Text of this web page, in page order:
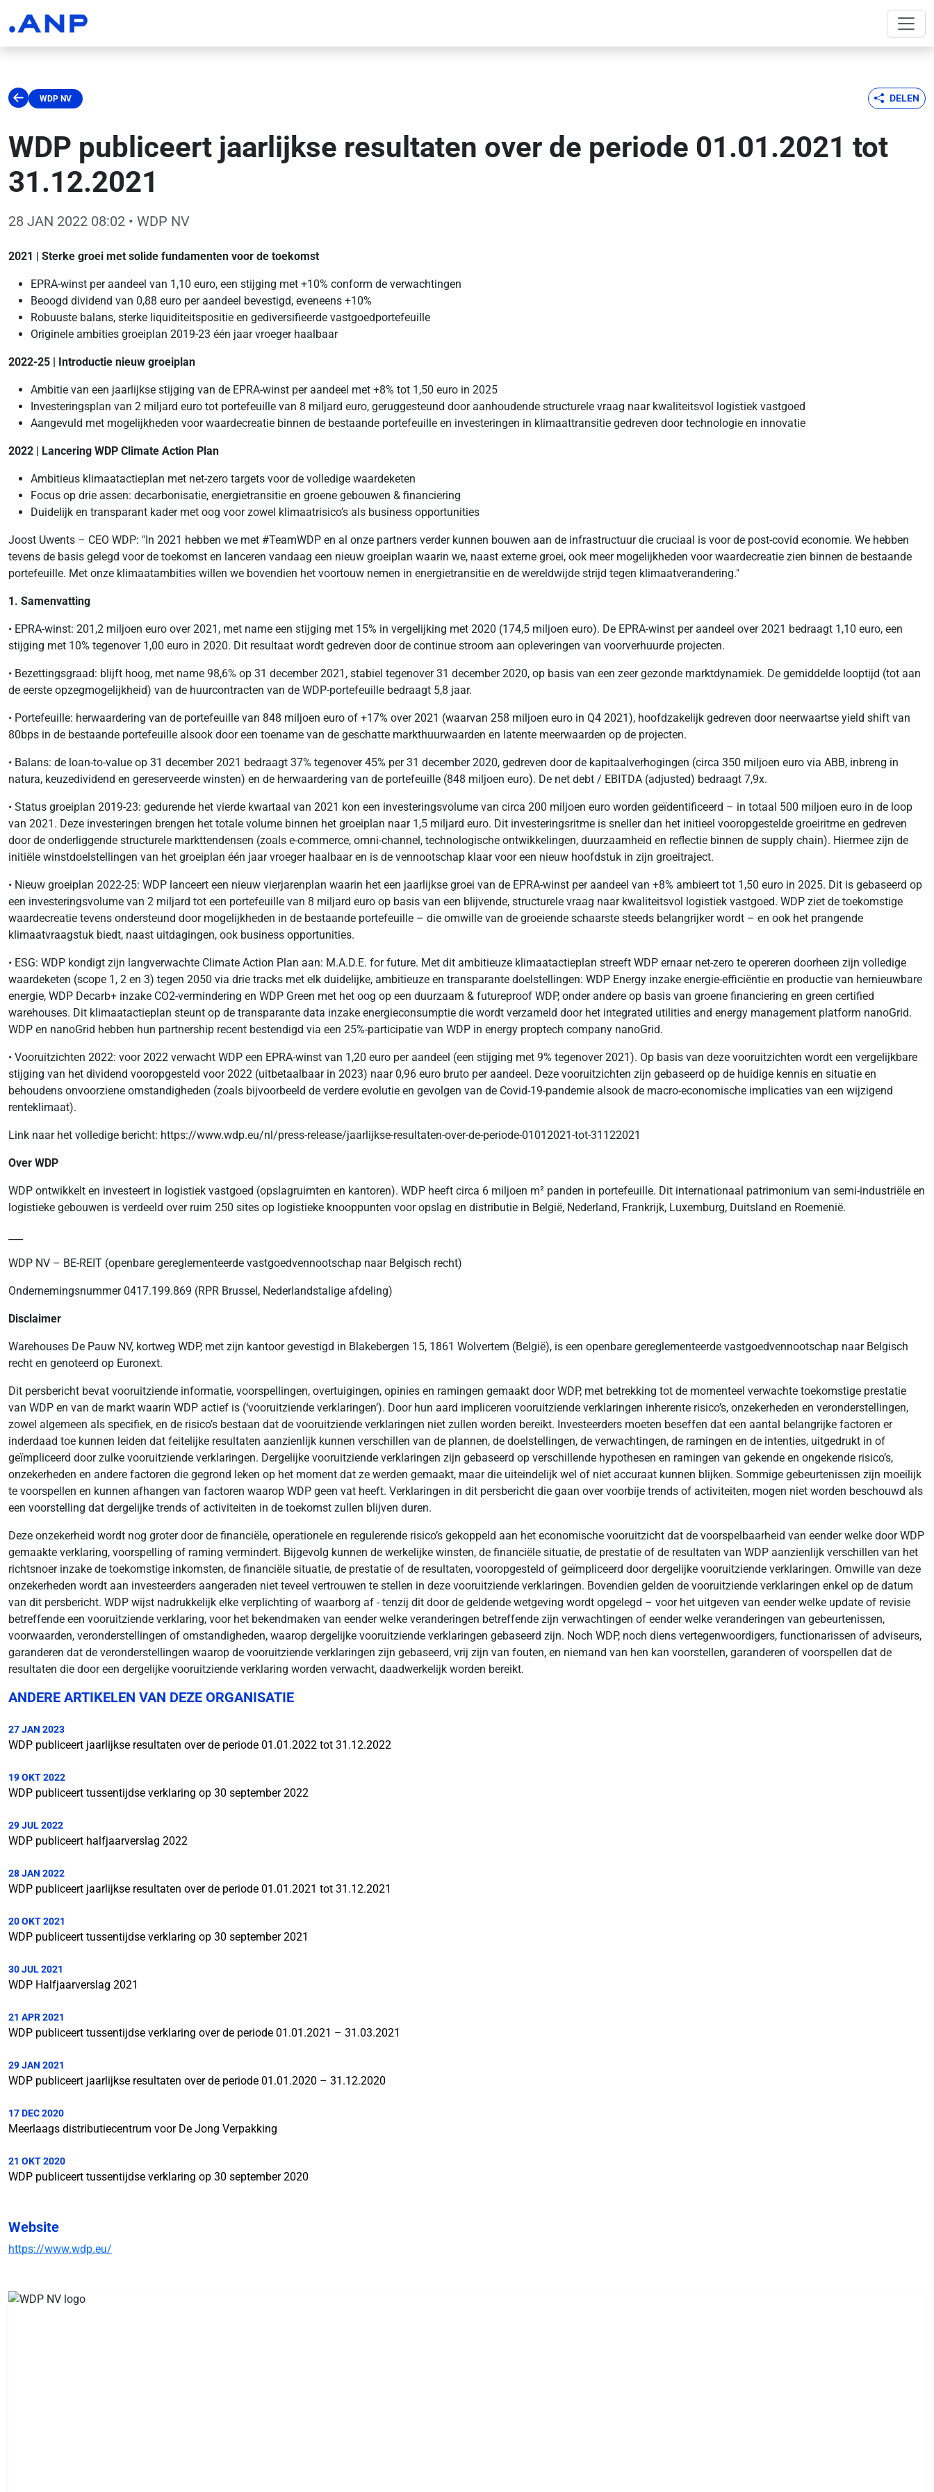
WDP NV DELEN
WDP publiceert jaarlijkse resultaten over de periode 01.01.2021 tot
31.12.2021
28 JAN 2022 08:02 • WDP NV
2021 | Sterke groei met solide fundamenten voor de toekomst
EPRA-winst per aandeel van 1,10 euro, een stijging met +10% conform de verwachtingen
Beoogd dividend van 0,88 euro per aandeel bevestigd, eveneens +10%
Robuuste balans, sterke liquiditeitspositie en gediversifieerde vastgoedportefeuille
Originele ambities groeiplan 2019-23 één jaar vroeger haalbaar
2022-25 | Introductie nieuw groeiplan
Ambitie van een jaarlijkse stijging van de EPRA-winst per aandeel met +8% tot 1,50 euro in 2025
Investeringsplan van 2 miljard euro tot portefeuille van 8 miljard euro, geruggesteund door aanhoudende structurele vraag naar kwaliteitsvol logistiek vastgoed
Aangevuld met mogelijkheden voor waardecreatie binnen de bestaande portefeuille en investeringen in klimaattransitie gedreven door technologie en innovatie
2022 | Lancering WDP Climate Action Plan
Ambitieus klimaatactieplan met net-zero targets voor de volledige waardeketen
Focus op drie assen: decarbonisatie, energietransitie en groene gebouwen & financiering
Duidelijk en transparant kader met oog voor zowel klimaatrisico’s als business opportunities
Joost Uwents – CEO WDP: "In 2021 hebben we met #TeamWDP en al onze partners verder kunnen bouwen aan de infrastructuur die cruciaal is voor de post-covid economie. We hebben
tevens de basis gelegd voor de toekomst en lanceren vandaag een nieuw groeiplan waarin we, naast externe groei, ook meer mogelijkheden voor waardecreatie zien binnen de bestaande
portefeuille. Met onze klimaatambities willen we bovendien het voortouw nemen in energietransitie en de wereldwijde strijd tegen klimaatverandering."
1. Samenvatting
• EPRA-winst: 201,2 miljoen euro over 2021, met name een stijging met 15% in vergelijking met 2020 (174,5 miljoen euro). De EPRA-winst per aandeel over 2021 bedraagt 1,10 euro, een
stijging met 10% tegenover 1,00 euro in 2020. Dit resultaat wordt gedreven door de continue stroom aan opleveringen van voorverhuurde projecten.
• Bezettingsgraad: blijft hoog, met name 98,6% op 31 december 2021, stabiel tegenover 31 december 2020, op basis van een zeer gezonde marktdynamiek. De gemiddelde looptijd (tot aan
de eerste opzegmogelijkheid) van de huurcontracten van de WDP-portefeuille bedraagt 5,8 jaar.
• Portefeuille: herwaardering van de portefeuille van 848 miljoen euro of +17% over 2021 (waarvan 258 miljoen euro in Q4 2021), hoofdzakelijk gedreven door neerwaartse yield shift van
80bps in de bestaande portefeuille alsook door een toename van de geschatte markthuurwaarden en latente meerwaarden op de projecten.
• Balans: de loan-to-value op 31 december 2021 bedraagt 37% tegenover 45% per 31 december 2020, gedreven door de kapitaalverhogingen (circa 350 miljoen euro via ABB, inbreng in
natura, keuzedividend en gereserveerde winsten) en de herwaardering van de portefeuille (848 miljoen euro). De net debt / EBITDA (adjusted) bedraagt 7,9x.
• Status groeiplan 2019-23: gedurende het vierde kwartaal van 2021 kon een investeringsvolume van circa 200 miljoen euro worden geïdentificeerd – in totaal 500 miljoen euro in de loop
van 2021. Deze investeringen brengen het totale volume binnen het groeiplan naar 1,5 miljard euro. Dit investeringsritme is sneller dan het initieel vooropgestelde groeiritme en gedreven
door de onderliggende structurele markttendensen (zoals e-commerce, omni-channel, technologische ontwikkelingen, duurzaamheid en reflectie binnen de supply chain). Hiermee zijn de
initiële winstdoelstellingen van het groeiplan één jaar vroeger haalbaar en is de vennootschap klaar voor een nieuw hoofdstuk in zijn groeitraject.
• Nieuw groeiplan 2022-25: WDP lanceert een nieuw vierjarenplan waarin het een jaarlijkse groei van de EPRA-winst per aandeel van +8% ambieert tot 1,50 euro in 2025. Dit is gebaseerd op
een investeringsvolume van 2 miljard tot een portefeuille van 8 miljard euro op basis van een blijvende, structurele vraag naar kwaliteitsvol logistiek vastgoed. WDP ziet de toekomstige
waardecreatie tevens ondersteund door mogelijkheden in de bestaande portefeuille – die omwille van de groeiende schaarste steeds belangrijker wordt – en ook het prangende
klimaatvraagstuk biedt, naast uitdagingen, ook business opportunities.
• ESG: WDP kondigt zijn langverwachte Climate Action Plan aan: M.A.D.E. for future. Met dit ambitieuze klimaatactieplan streeft WDP ernaar net-zero te opereren doorheen zijn volledige
waardeketen (scope 1, 2 en 3) tegen 2050 via drie tracks met elk duidelijke, ambitieuze en transparante doelstellingen: WDP Energy inzake energie-efficiëntie en productie van hernieuwbare
energie, WDP Decarb+ inzake CO2-vermindering en WDP Green met het oog op een duurzaam & futureproof WDP, onder andere op basis van groene financiering en green certified
warehouses. Dit klimaatactieplan steunt op de transparante data inzake energieconsumptie die wordt verzameld door het integrated utilities and energy management platform nanoGrid.
WDP en nanoGrid hebben hun partnership recent bestendigd via een 25%-participatie van WDP in energy proptech company nanoGrid.
• Vooruitzichten 2022: voor 2022 verwacht WDP een EPRA-winst van 1,20 euro per aandeel (een stijging met 9% tegenover 2021). Op basis van deze vooruitzichten wordt een vergelijkbare
stijging van het dividend vooropgesteld voor 2022 (uitbetaalbaar in 2023) naar 0,96 euro bruto per aandeel. Deze vooruitzichten zijn gebaseerd op de huidige kennis en situatie en
behoudens onvoorziene omstandigheden (zoals bijvoorbeeld de verdere evolutie en gevolgen van de Covid-19-pandemie alsook de macro-economische implicaties van een wijzigend
renteklimaat).
Link naar het volledige bericht: https://www.wdp.eu/nl/press-release/jaarlijkse-resultaten-over-de-periode-01012021-tot-31122021
Over WDP
WDP ontwikkelt en investeert in logistiek vastgoed (opslagruimten en kantoren). WDP heeft circa 6 miljoen m² panden in portefeuille. Dit internationaal patrimonium van semi-industriële en
logistieke gebouwen is verdeeld over ruim 250 sites op logistieke knooppunten voor opslag en distributie in België, Nederland, Frankrijk, Luxemburg, Duitsland en Roemenië.
WDP NV – BE-REIT (openbare gereglementeerde vastgoedvennootschap naar Belgisch recht)
Ondernemingsnummer 0417.199.869 (RPR Brussel, Nederlandstalige afdeling)
Disclaimer
Warehouses De Pauw NV, kortweg WDP, met zijn kantoor gevestigd in Blakebergen 15, 1861 Wolvertem (België), is een openbare gereglementeerde vastgoedvennootschap naar Belgisch
recht en genoteerd op Euronext.
Dit persbericht bevat vooruitziende informatie, voorspellingen, overtuigingen, opinies en ramingen gemaakt door WDP, met betrekking tot de momenteel verwachte toekomstige prestatie
van WDP en van de markt waarin WDP actief is (‘vooruitziende verklaringen’). Door hun aard impliceren vooruitziende verklaringen inherente risico’s, onzekerheden en veronderstellingen,
zowel algemeen als specifiek, en de risico’s bestaan dat de vooruitziende verklaringen niet zullen worden bereikt. Investeerders moeten beseffen dat een aantal belangrijke factoren er
inderdaad toe kunnen leiden dat feitelijke resultaten aanzienlijk kunnen verschillen van de plannen, de doelstellingen, de verwachtingen, de ramingen en de intenties, uitgedrukt in of
geïmpliceerd door zulke vooruitziende verklaringen. Dergelijke vooruitziende verklaringen zijn gebaseerd op verschillende hypothesen en ramingen van gekende en ongekende risico’s,
onzekerheden en andere factoren die gegrond leken op het moment dat ze werden gemaakt, maar die uiteindelijk wel of niet accuraat kunnen blijken. Sommige gebeurtenissen zijn moeilijk
te voorspellen en kunnen afhangen van factoren waarop WDP geen vat heeft. Verklaringen in dit persbericht die gaan over voorbije trends of activiteiten, mogen niet worden beschouwd als
een voorstelling dat dergelijke trends of activiteiten in de toekomst zullen blijven duren.
Deze onzekerheid wordt nog groter door de financiële, operationele en regulerende risico’s gekoppeld aan het economische vooruitzicht dat de voorspelbaarheid van eender welke door WDP
gemaakte verklaring, voorspelling of raming vermindert. Bijgevolg kunnen de werkelijke winsten, de financiële situatie, de prestatie of de resultaten van WDP aanzienlijk verschillen van het
richtsnoer inzake de toekomstige inkomsten, de financiële situatie, de prestatie of de resultaten, vooropgesteld of geïmpliceerd door dergelijke vooruitziende verklaringen. Omwille van deze
onzekerheden wordt aan investeerders aangeraden niet teveel vertrouwen te stellen in deze vooruitziende verklaringen. Bovendien gelden de vooruitziende verklaringen enkel op de datum
van dit persbericht. WDP wijst nadrukkelijk elke verplichting of waarborg af - tenzij dit door de geldende wetgeving wordt opgelegd – voor het uitgeven van eender welke update of revisie
betreffende een vooruitziende verklaring, voor het bekendmaken van eender welke veranderingen betreffende zijn verwachtingen of eender welke veranderingen van gebeurtenissen,
voorwaarden, veronderstellingen of omstandigheden, waarop dergelijke vooruitziende verklaringen gebaseerd zijn. Noch WDP, noch diens vertegenwoordigers, functionarissen of adviseurs,
garanderen dat de veronderstellingen waarop de vooruitziende verklaringen zijn gebaseerd, vrij zijn van fouten, en niemand van hen kan voorstellen, garanderen of voorspellen dat de
resultaten die door een dergelijke vooruitziende verklaring worden verwacht, daadwerkelijk worden bereikt.
ANDERE ARTIKELEN VAN DEZE ORGANISATIE
27 JAN 2023
WDP publiceert jaarlijkse resultaten over de periode 01.01.2022 tot 31.12.2022
19 OKT 2022
WDP publiceert tussentijdse verklaring op 30 september 2022
29 JUL 2022
WDP publiceert halfjaarverslag 2022
28 JAN 2022
WDP publiceert jaarlijkse resultaten over de periode 01.01.2021 tot 31.12.2021
20 OKT 2021
WDP publiceert tussentijdse verklaring op 30 september 2021
30 JUL 2021
WDP Halfjaarverslag 2021
21 APR 2021
WDP publiceert tussentijdse verklaring over de periode 01.01.2021 – 31.03.2021
29 JAN 2021
WDP publiceert jaarlijkse resultaten over de periode 01.01.2020 – 31.12.2020
17 DEC 2020
Meerlaags distributiecentrum voor De Jong Verpakking
21 OKT 2020
WDP publiceert tussentijdse verklaring op 30 september 2020
Website
https://www.wdp.eu/